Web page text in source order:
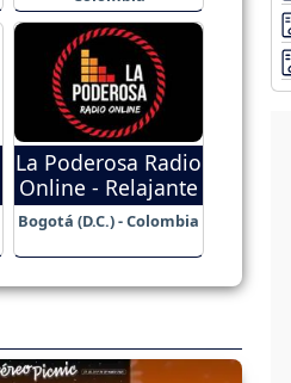
La Poderosa Radio
Online - Relajante
Bogotá (D.C.) - Colombia